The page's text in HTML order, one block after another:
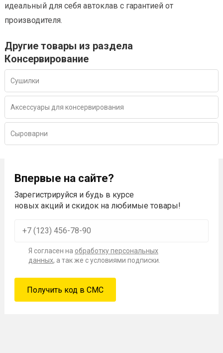
идеальный для себя автоклав с гарантией от
производителя.
Другие товары из раздела
Консервирование
Сушилки
Аксессуары для консервирования
Сыроварни
Впервые на сайте?
Зарегистрируйся и будь в курсе
новых акций и скидок на любимые товары!
Я согласен на обработку персональных
данных, а так же с условиями подписки.